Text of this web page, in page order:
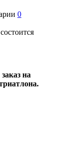
0
на